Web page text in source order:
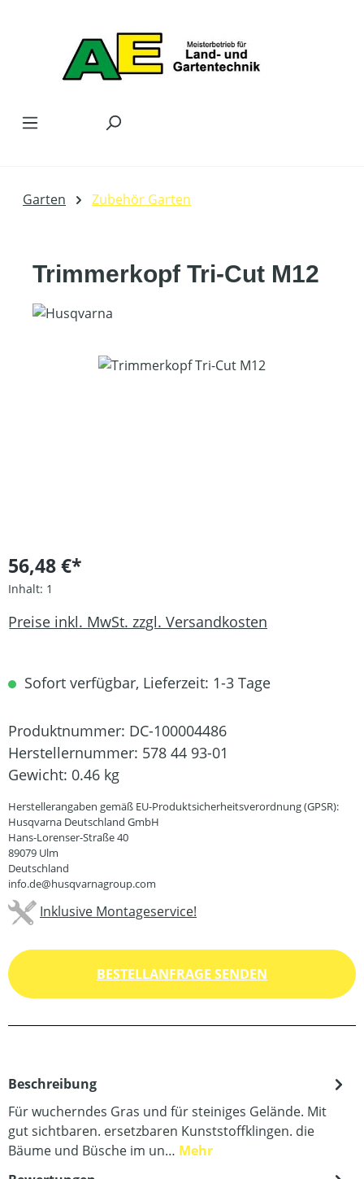
Garten Zubehör Garten
Trimmerkopf Tri-Cut M12
Bildergalerie überspringen
56,48 €*
Inhalt: 1
Preise inkl. MwSt. zzgl. Versandkosten
Sofort verfügbar, Lieferzeit: 1-3 Tage
Produktnummer: DC-100004486
Herstellernummer: 578 44 93-01
Gewicht: 0.46 kg
Herstellerangaben gemäß EU-Produktsicherheitsverordnung (GPSR):
Husqvarna Deutschland GmbH
Hans-Lorenser-Straße 40
89079 Ulm
Deutschland
info.de@husqvarnagroup.com
Inklusive Montageservice!
BESTELLANFRAGE SENDEN
Beschreibung
Für wucherndes Gras und für steiniges Gelände. Mit
gut sichtbaren. ersetzbaren Kunststoffklingen. die
Bäume und Büsche im un… Mehr